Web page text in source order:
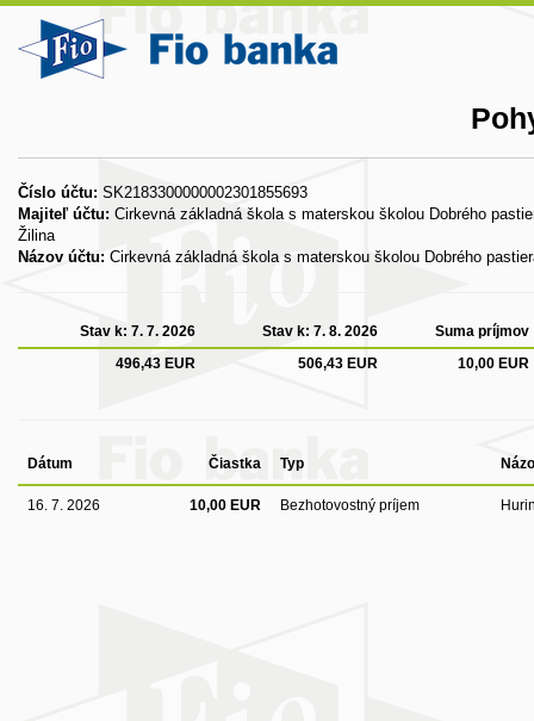
Číslo účtu: SK2183300000002301855693
Majiteľ účtu: Cirkevná základná škola s materskou školou Dobrého
Žilina
Názov účtu: Cirkevná základná škola s materskou školou Dobrého
Stav k: 7. 7. 2026 Stav k: 7. 8. 2026
Suma príjmov
496,43 EUR
506,43 EUR 10,00 EUR
Dátum Čiastka Typ
16. 7. 2026 10,00 EUR Bezhotovostný príjem